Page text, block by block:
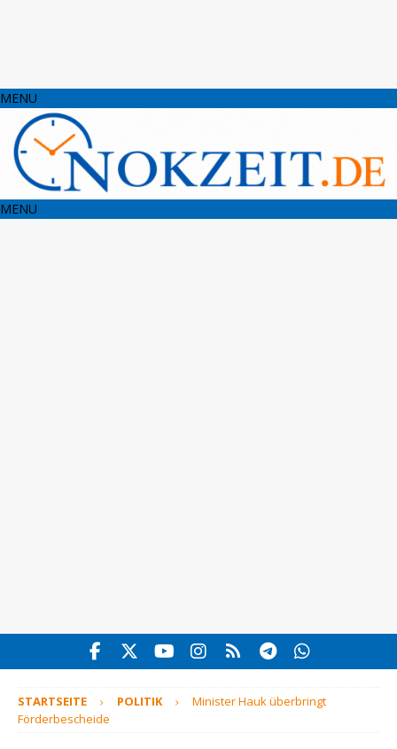
MENU
MENU
STARTSEITE POLITIK
Minister Hauk überbringt
Förderbescheide